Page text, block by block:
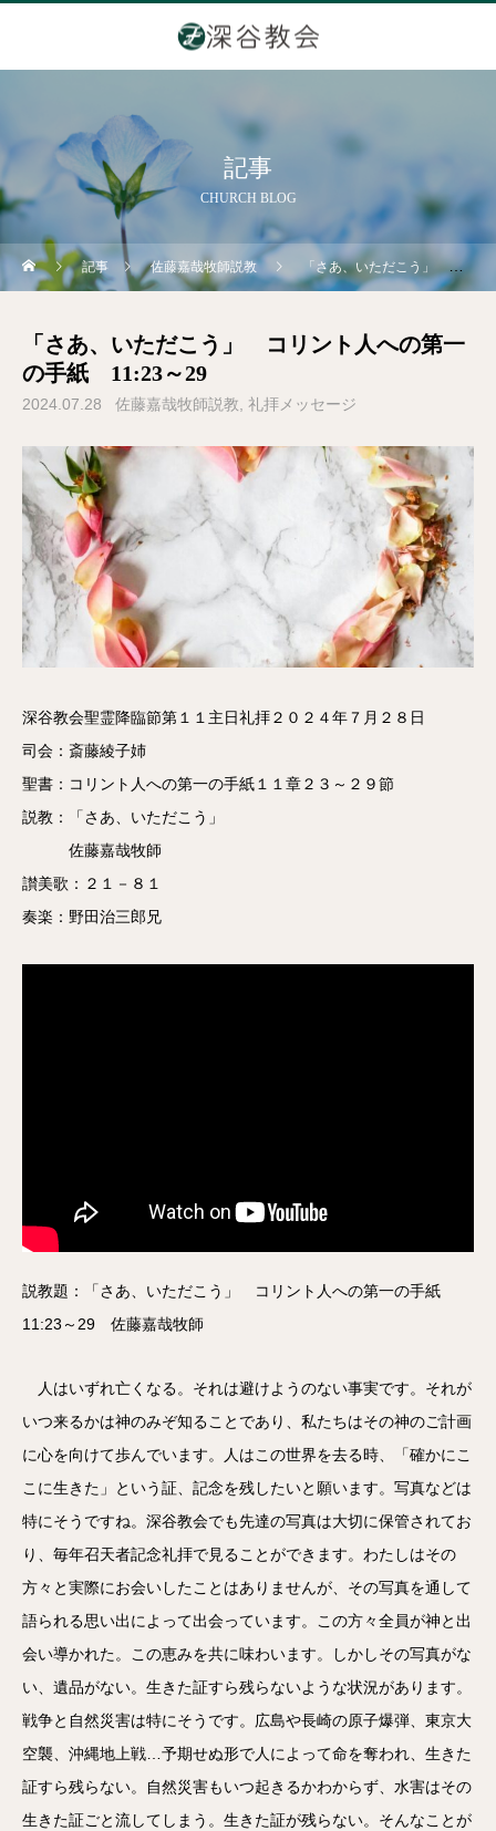
記事
CHURCH BLOG
記事 佐藤嘉哉牧師説教 「さあ、いただこう」 コリント人への第一の手紙 11:23～29
「さあ、いただこう」 コリント人への第一
の手紙 11:23～29
2024.07.28 佐藤嘉哉牧師説教 礼拝メッセージ
深谷教会聖霊降臨節第１１主日礼拝２０２４年７月２８日
司会：斎藤綾子姉
聖書：コリント人への第一の手紙１１章２３～２９節
説教：「さあ、いただこう」
佐藤嘉哉牧師
讃美歌：２１－８１
奏楽：野田治三郎兄
説教題：「さあ、いただこう」 コリント人への第一の手紙
11:23～29 佐藤嘉哉牧師
人はいずれ亡くなる。それは避けようのない事実です。それが
いつ来るかは神のみぞ知ることであり、私たちはその神のご計画
に心を向けて歩んでいます。人はこの世界を去る時、「確かにこ
こに生きた」という証、記念を残したいと願います。写真などは
特にそうですね。深谷教会でも先達の写真は大切に保管されてお
り、毎年召天者記念礼拝で見ることができます。わたしはその
方々と実際にお会いしたことはありませんが、その写真を通して
語られる思い出によって出会っています。この方々全員が神と出
会い導かれた。この恵みを共に味わいます。しかしその写真がな
い、遺品がない。生きた証すら残らないような状況があります。
戦争と自然災害は特にそうです。広島や長崎の原子爆弾、東京大
空襲、沖縄地上戦…予期せぬ形で人によって命を奪われ、生きた
証すら残らない。自然災害もいつ起きるかわからず、水害はその
生きた証ごと流してしまう。生きた証が残らない。そんなことが